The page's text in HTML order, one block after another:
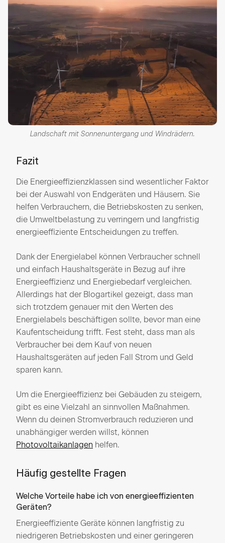
Landschaft mit Sonnenuntergang und Windrädern.
Fazit
Die Energieeffizienzklassen sind wesentlicher Faktor
bei der Auswahl von Endgeräten und Häusern. Sie
helfen Verbrauchern, die Betriebskosten zu senken,
die Umweltbelastung zu verringern und langfristig
energieeffiziente Entscheidungen zu treffen.
Dank der Energielabel können Verbraucher schnell
und einfach Haushaltsgeräte in Bezug auf ihre
Energieeffizienz und Energiebedarf vergleichen.
Allerdings hat der Blogartikel gezeigt, dass man
sich trotzdem genauer mit den Werten des
Energielabels beschäftigen sollte, bevor man eine
Kaufentscheidung trifft. Fest steht, dass man als
Verbraucher bei dem Kauf von neuen
Haushaltsgeräten auf jeden Fall Strom und Geld
sparen kann.
Um die Energieeffizienz bei Gebäuden zu steigern,
gibt es eine Vielzahl an sinnvollen Maßnahmen.
Wenn du deinen Stromverbrauch reduzieren und
unabhängiger werden willst, können
Photovoltaikanlagen helfen.
Häufig gestellte Fragen
Welche Vorteile habe ich von energieeffizienten
Geräten?
Energieeffiziente Geräte können langfristig zu
niedrigeren Betriebskosten und einer geringeren